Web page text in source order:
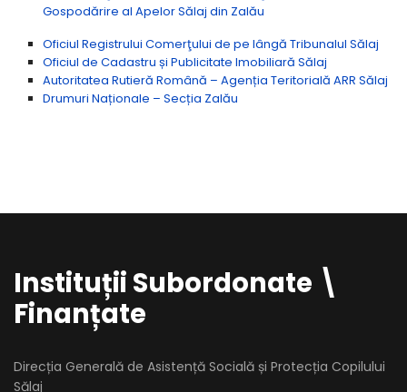
Gospodărire al Apelor Sălaj din Zalău
Oficiul Registrului Comerţului de pe lângă Tribunalul Sălaj
Oficiul de Cadastru și Publicitate Imobiliară Sălaj
Autoritatea Rutieră Română – Agenția Teritorială ARR Sălaj
Drumuri Naționale – Secția Zalău
Instituții Subordonate \
Finanțate
Direcția Generală de Asistență Socială și Protecția Copilului
Sălaj